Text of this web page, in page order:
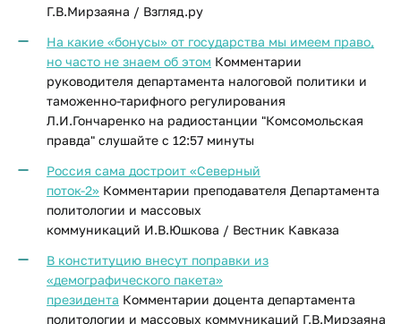
Г.В.Мирзаяна / Взгляд.ру
На какие «бонусы» от государства мы имеем право,
но часто не знаем об этом Комментарии
руководителя департамента налоговой политики и
таможенно-тарифного регулирования
Л.И.Гончаренко на радиостанции "Комсомольская
правда" слушайте с 12:57 минуты
Россия сама достроит «Северный
поток-2» Комментарии преподавателя Департамента
политологии и массовых
коммуникаций И.В.Юшкова / Вестник Кавказа
В конституцию внесут поправки из
«демографического пакета»
президента Комментарии доцента департамента
политологии и массовых коммуникаций Г.В.Мирзаяна